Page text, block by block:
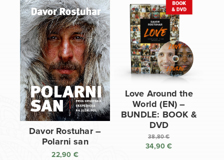
Davor Rostuhar –
Polarni san
22,90 €
Love Around the
World (EN) –
BUNDLE: BOOK &
DVD
38,80€
Izvorna
34,90€